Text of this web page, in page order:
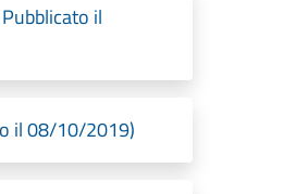
il
il 08/10/2019)